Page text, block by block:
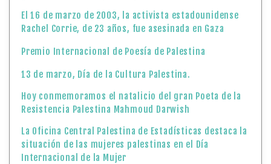
El 16 de marzo de 2003, la activista estadounidense
Rachel Corrie, de 23 años, fue asesinada en Gaza
Premio Internacional de Poesía de Palestina
13 de marzo, Día de la Cultura Palestina.
Hoy conmemoramos el natalicio del gran Poeta de la
Resistencia Palestina Mahmoud Darwish
La Oficina Central Palestina de Estadísticas destaca la
situación de las mujeres palestinas en el Día
Internacional de la Mujer